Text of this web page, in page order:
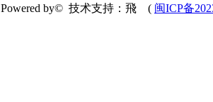
Powered by© 技术支持：飛 ( 闽ICP备